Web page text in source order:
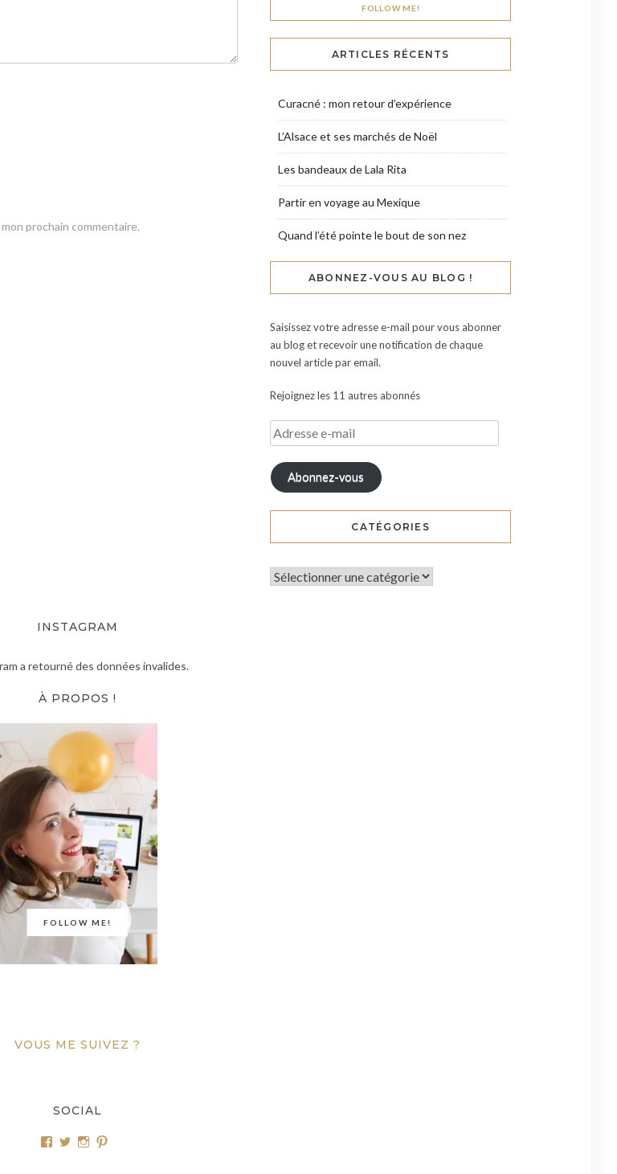
prochain commentaire.
FOLLOW ME!
ARTICLES RÉCENTS
Curacné : mon retour d’expérience
L’Alsace et ses marchés de Noël
Les bandeaux de Lala Rita
Partir en voyage au Mexique
Quand l’été pointe le bout de son nez
ABONNEZ-VOUS AU BLOG !
Saisissez votre adresse e-mail pour vous abonner
au blog et recevoir une notification de chaque
nouvel article par email.
Rejoignez les 11 autres abonnés
Abonnez-vous
CATÉGORIES
INSTAGRAM
a retourné des données invalides.
FOLLOW ME!
À PROPOS !
VOUS ME SUIVEZ ?
SOCIAL
Voir Voir Voir